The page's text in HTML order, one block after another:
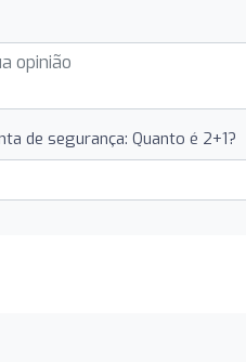
de segurança: Quanto é 2+1?